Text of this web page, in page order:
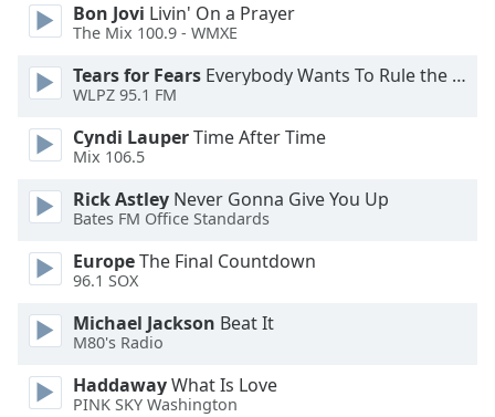
Text
Color
Opacity
Text
Background
Caption
Area
Bon Jovi Livin' On a Prayer
The Mix 100.9 - WMXE
Tears for Fears Everybody Wants To Rule the World
WLPZ 95.1 FM
Cyndi LauperTime After Time
Mix 106.5
Rick Astley Never Gonna Give You Up
Bates FM Office Standards
EuropeThe Final Countdown
96.1 SOX
Michael Jackson Beat It
M80's Radio
HaddawayWhat Is Love
PINK SKY Washington